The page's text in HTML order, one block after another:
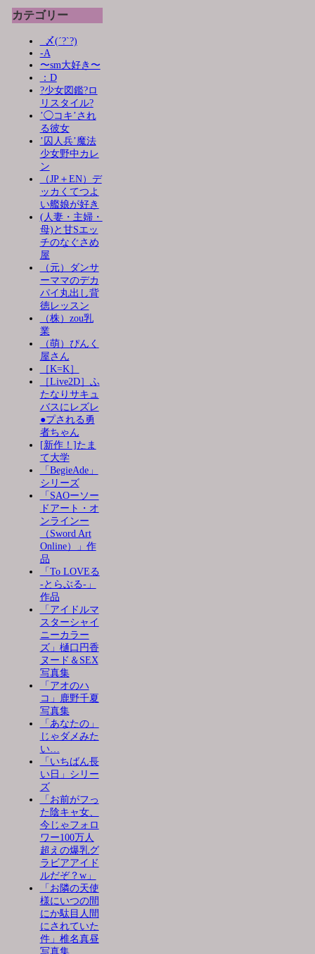
カテゴリー
_〆(´?`?)
-A
〜sm大好き〜
：D
?少女図鑑?ロ
リスタイル?
’◯コキ’され
る彼女
’囚人兵’魔法
少女野中カレ
ン
（JP＋EN）デ
ッカくてつよ
い艦娘が好き
(人妻・主婦・
母)と甘Sエッ
チのなぐさめ
屋
（元）ダンサ
ーママのデカ
パイ丸出し背
徳レッスン
（株）zou乳
業
（萌）ぴんく
屋さん
［K=K］
［Live2D］ふ
たなりサキュ
バスにレズレ
●プされる勇
者ちゃん
[新作！]たま
て大学
「BegieAde」
シリーズ
「SAOーソー
ドアート・オ
ンラインー
（Sword Art
Online）」作
品
「To LOVEる
-とらぶる-」
作品
「アイドルマ
スターシャイ
ニーカラー
ズ」樋口円香
ヌード＆SEX
写真集
「アオのハ
コ」鹿野千夏
写真集
「あなたの」
じゃダメみた
い…
「いちばん長
い日」シリー
ズ
「お前がフっ
た陰キャ女、
今じゃフォロ
ワー100万人
超えの爆乳グ
ラビアアイド
ルだぞ？w」
「お隣の天使
様にいつの間
にか駄目人間
にされていた
件」椎名真昼
写真集